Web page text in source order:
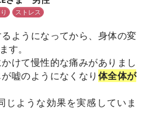
ストレス
ようになってから、身体の変
す。
けて慢性的な痛みがありまし
嘘のようになくなり 体全体が
じような効果を実感していま